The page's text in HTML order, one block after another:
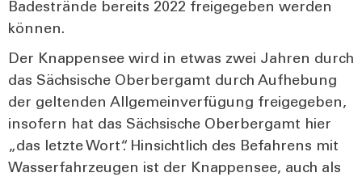
Bade­strän­de bereits 2022 frei­ge­ge­ben wer­den
kön­nen.
Der Knap­pen­see wird in etwas zwei Jah­ren durch
das Säch­si­sche Ober­berg­amt durch Auf­he­bung
der gel­ten­den All­ge­mein­ver­fü­gung frei­ge­ge­ben,
inso­fern hat das Säch­si­sche Ober­berg­amt hier
„das letz­te Wort“. Hin­sicht­lich des Befah­rens mit
Was­ser­fahr­zeu­gen ist der Knap­pen­see, auch als